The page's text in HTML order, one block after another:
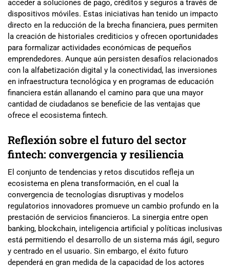
acceder a soluciones de pago, créditos y seguros a través de
dispositivos móviles. Estas iniciativas han tenido un impacto
directo en la reducción de la brecha financiera, pues permiten
la creación de historiales crediticios y ofrecen oportunidades
para formalizar actividades económicas de pequeños
emprendedores. Aunque aún persisten desafíos relacionados
con la alfabetización digital y la conectividad, las inversiones
en infraestructura tecnológica y en programas de educación
financiera están allanando el camino para que una mayor
cantidad de ciudadanos se beneficie de las ventajas que
ofrece el ecosistema fintech.
Reflexión sobre el futuro del sector
fintech: convergencia y resiliencia
El conjunto de tendencias y retos discutidos refleja un
ecosistema en plena transformación, en el cual la
convergencia de tecnologías disruptivas y modelos
regulatorios innovadores promueve un cambio profundo en la
prestación de servicios financieros. La sinergia entre open
banking, blockchain, inteligencia artificial y políticas inclusivas
está permitiendo el desarrollo de un sistema más ágil, seguro
y centrado en el usuario. Sin embargo, el éxito futuro
dependerá en gran medida de la capacidad de los actores